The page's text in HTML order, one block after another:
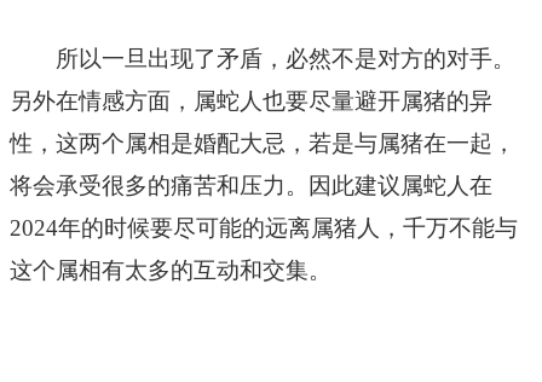
所以一旦出现了矛盾，必然不是对方的对手。
另外在情感方面，属蛇人也要尽量避开属猪的异
性，这两个属相是婚配大忌，若是与属猪在一起，
将会承受很多的痛苦和压力。因此建议属蛇人在
2024年的时候要尽可能的远离属猪人，千万不能与
这个属相有太多的互动和交集。